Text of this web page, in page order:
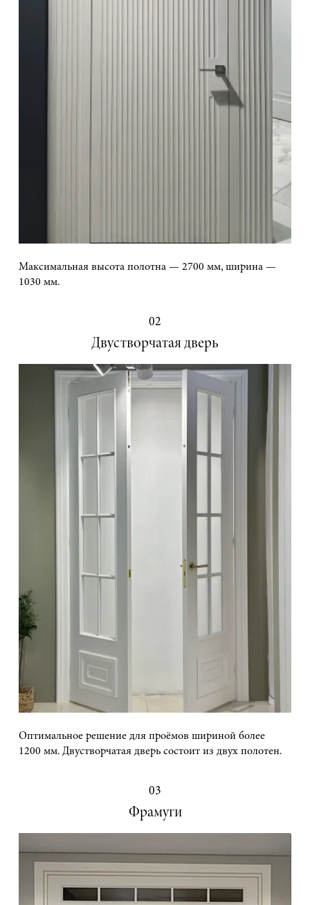
Максимальная высота полотна — 2700 мм, ширина —
1030 мм.
02
Двустворчатая дверь
Оптимальное решение для проёмов шириной более
1200 мм. Двустворчатая дверь состоит из двух полотен.
03
Фрамуги